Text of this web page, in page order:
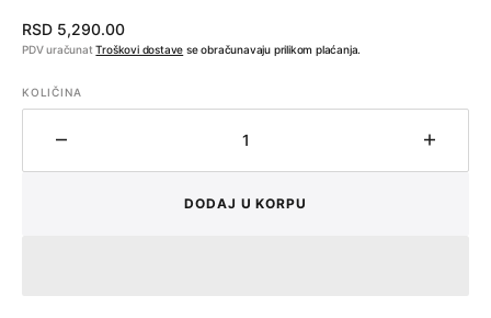
Regularna
cena
RSD 5,290.00
PDV uračunatTroškovi dostave se obračunavaju prilikom plaćanja.
KOLIČINA
DODAJ U KORPU